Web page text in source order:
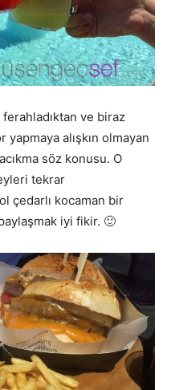
ve biraz
alışkın olmayan
söz konusu. O
tekrar
çedarlı kocaman bir
iyi fikir. 🙂